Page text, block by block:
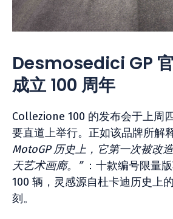
Desmosedici GP
成立 100 周年
Collezione 100 的发布会于上周
要直道上举行。正如该品牌所解
MotoGP 历史上，它第一次被改
天艺术画廊。” ：十款编号限量
100 辆，灵感源自杜卡迪历史上
刻。